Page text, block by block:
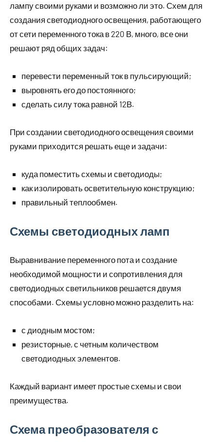
лампу своими руками и возможно ли это. Схем для
создания светодиодного освещения, работающего
от сети переменного тока в 220 В, много, все они
решают ряд общих задач:
перевести переменный ток в пульсирующий;
выровнять его до постоянного;
сделать силу тока равной 12В.
При создании светодиодного освещения своими
руками приходится решать еще и задачи:
куда поместить схемы и светодиоды;
как изолировать осветительную конструкцию;
правильный теплообмен.
Схемы светодиодных ламп
Выравнивание переменного пота и создание
необходимой мощности и сопротивления для
светодиодных светильников решается двумя
способами. Схемы условно можно разделить на:
с диодным мостом;
резисторные, с четным количеством
светодиодных элементов.
Каждый вариант имеет простые схемы и свои
преимущества.
Схема преобразователя с